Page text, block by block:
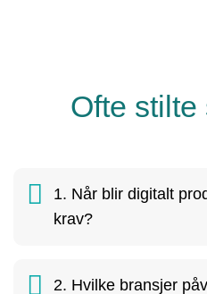
Ofte stilte
1. Når blir digitalt
krav?
2. Hvilke bransjer